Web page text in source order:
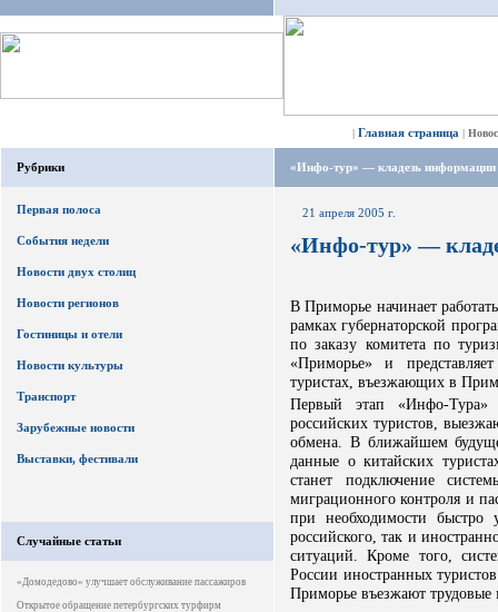
| Главная страница |
Рубрики
Первая полоса
События недели
Новости двух столиц
Новости регионов
Гостиницы и отели
Новости культуры
Транспорт
Зарубежные новости
Выставки, фестивали
Случайные статьи
«Домодедово» улучшает обслуживание пассажиров
Открытое обращение петербургских турфирм
«Инфо-тур» — кладезь информации
21 апреля 2005 г.
«Инфо-тур» —
В Приморье начинает
рамках губернаторской
по заказу комитета по
«Приморье» и
туристах, въезжающих в
Первый этап «Инфо-
российских туристов,
обмена. В ближайшем
данные о китайских
станет подключение
миграционного контроля и
при необходимости быстро
российского, так и
ситуаций. Кроме того,
России иностранных
Приморье въезжают